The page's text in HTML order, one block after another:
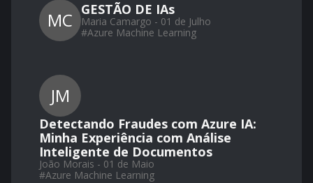
MC GESTÃO DE IAs
Maria Camargo - 01 de Julho
#Azure Machine Learning
JM
Detectando Fraudes com Azure IA:
Minha Experiência com Análise
Inteligente de Documentos
João Morais - 01 de Maio
#Azure Machine Learning